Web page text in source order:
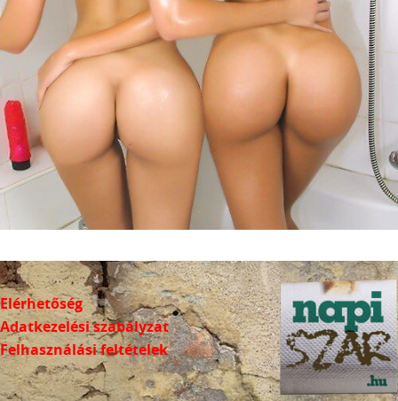
Elérhetőség
Adatkezelési szabályzat
Felhasználási feltételek